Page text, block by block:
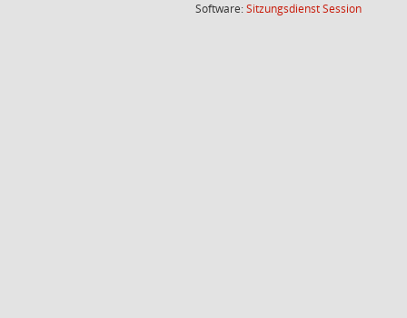
Software:SitzungsdienstSession(Wird in